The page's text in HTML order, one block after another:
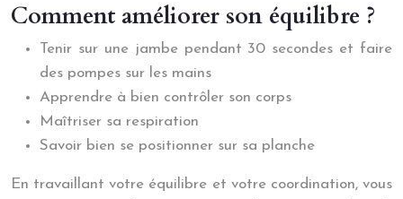
Comment améliorer son équilibre ?
Tenir sur une jambe pendant 30 secondes et faire
des pompes sur les mains
Apprendre à bien contrôler son corps
Maîtriser sa respiration
Savoir bien se positionner sur sa planche
En travaillant votre équilibre et votre coordination, vous